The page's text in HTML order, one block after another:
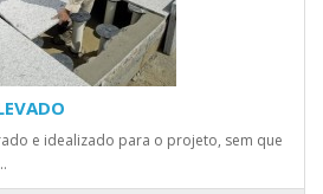
e idealizado para o projeto, sem que